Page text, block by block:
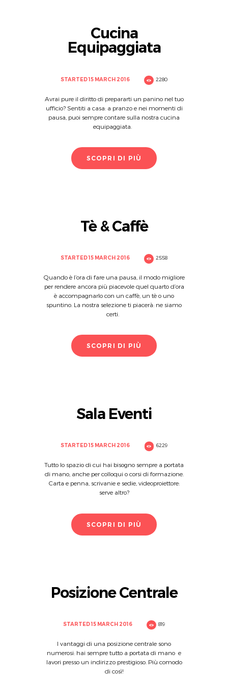
Cucina
Equipaggiata
STARTED15 MARCH 2016 2280
Avrai pure il diritto di prepararti un panino nel tuo
ufficio? Sentiti a casa: a pranzo e nei momenti di
pausa, puoi sempre contare sulla nostra cucina
equipaggiata.
SCOPRI DI PIÙ
Tè & Caffè
STARTED15 MARCH 2016 2558
Quando è l’ora di fare una pausa, il modo migliore
per rendere ancora più piacevole quel quarto d’ora
è accompagnarlo con un caffè, un tè o uno
spuntino. La nostra selezione ti piacerà: ne siamo
certi.
SCOPRI DI PIÙ
Sala Eventi
STARTED15 MARCH 2016 6229
Tutto lo spazio di cui hai bisogno sempre a portata
di mano, anche per colloqui o corsi di formazione.
Carta e penna, scrivanie e sedie, videoproiettore:
serve altro?
SCOPRI DI PIÙ
Posizione Centrale
STARTED15 MARCH 2016 819
I vantaggi di una posizione centrale sono
numerosi: hai sempre tutto a portata di mano e
lavori presso un indirizzo prestigioso. Più comodo
di così!